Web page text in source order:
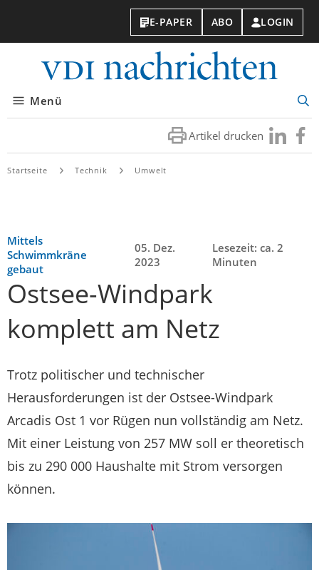
E-PAPER ABO LOGIN
Menü
Artikel drucken Besuchen
Sie
Sie
Startseite Technik Umwelt
Mittels
Schwimmkräne
gebaut
05. Dez.
2023
Lesezeit: ca. 2
Minuten
Ostsee-Windpark
komplett am Netz
Trotz politischer und technischer
Herausforderungen ist der Ostsee-Windpark
Arcadis Ost 1 vor Rügen nun vollständig am Netz.
Mit einer Leistung von 257 MW soll er theoretisch
bis zu 290 000 Haushalte mit Strom versorgen
können.